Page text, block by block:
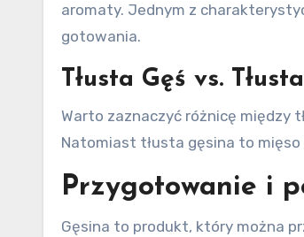
aromaty. Jednym z
gotowania.
Tłusta Gęś vs.
Warto zaznaczyć różnicę między
Natomiast tłusta gęsina to
Przygotowanie i
Gęsina to produkt, który można